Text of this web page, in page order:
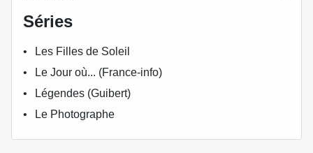
Séries
Les Filles de Soleil
Le Jour où... (France-info)
Légendes (Guibert)
Le Photographe